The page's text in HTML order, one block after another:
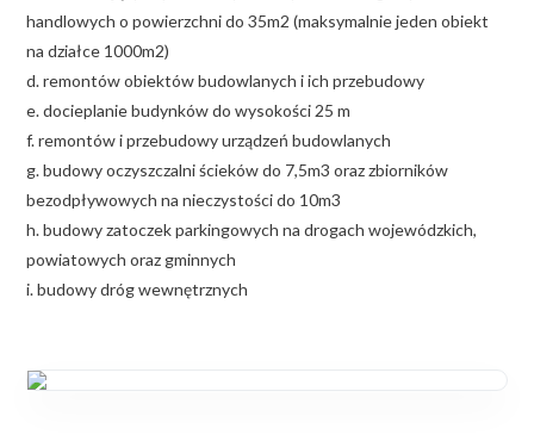
handlowych o powierzchni do 35m2 (maksymalnie jeden obiekt
na działce 1000m2)
d. remontów obiektów budowlanych i ich przebudowy
e. docieplanie budynków do wysokości 25 m
f. remontów i przebudowy urządzeń budowlanych
g. budowy oczyszczalni ścieków do 7,5m3 oraz zbiorników
bezodpływowych na nieczystości do 10m3
h. budowy zatoczek parkingowych na drogach wojewódzkich,
powiatowych oraz gminnych
i. budowy dróg wewnętrznych